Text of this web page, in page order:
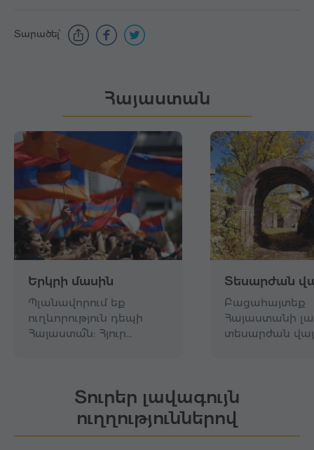
Տարածել՝
Հայաստան
Երկրի մասին
Պլանավորում եք
ուղևորություն դեպի
Հայաստա՞ն: Հյուր…
Տեսարժան
Բացահայտեք
Հայաստանի
տեսարժան
Տուրեր լավագույն
ուղղություններով